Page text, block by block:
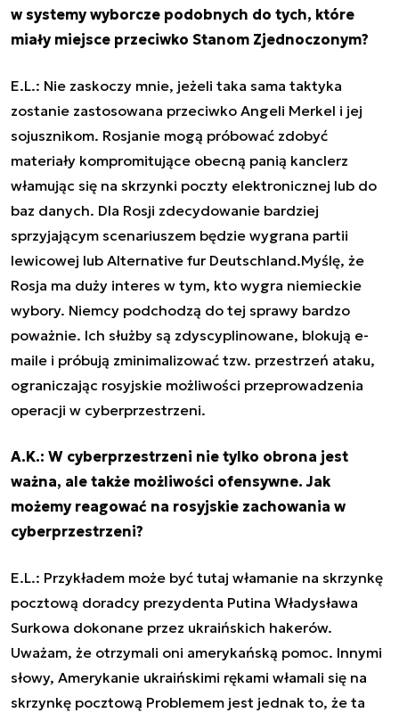
w systemy wyborcze podobnych do tych, które
miały miejsce przeciwko Stanom Zjednoczonym?
E.L.: Nie zaskoczy mnie, jeżeli taka sama taktyka
zostanie zastosowana przeciwko Angeli Merkel i jej
sojusznikom. Rosjanie mogą próbować zdobyć
materiały kompromitujące obecną panią kanclerz
włamując się na skrzynki poczty elektronicznej lub do
baz danych. Dla Rosji zdecydowanie bardziej
sprzyjającym scenariuszem będzie wygrana partii
lewicowej lub Alternative fur Deutschland.Myślę, że
Rosja ma duży interes w tym, kto wygra niemieckie
wybory. Niemcy podchodzą do tej sprawy bardzo
poważnie. Ich służby są zdyscyplinowane, blokują e-
maile i próbują zminimalizować tzw. przestrzeń ataku,
ograniczając rosyjskie możliwości przeprowadzenia
operacji w cyberprzestrzeni.
A.K.: W cyberprzestrzeni nie tylko obrona jest
ważna, ale także możliwości ofensywne. Jak
możemy reagować na rosyjskie zachowania w
cyberprzestrzeni?
E.L.: Przykładem może być tutaj włamanie na skrzynkę
pocztową doradcy prezydenta Putina Władysława
Surkowa dokonane przez ukraińskich hakerów.
Uważam, że otrzymali oni amerykańską pomoc. Innymi
słowy, Amerykanie ukraińskimi rękami włamali się na
skrzynkę pocztową Problemem jest jednak to, że ta